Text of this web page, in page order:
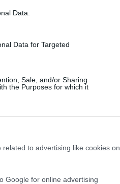
Data.
Data for Targeted
Sale, and/or Sharing
the Purposes for which it
to advertising like cookies on
Google for online advertising